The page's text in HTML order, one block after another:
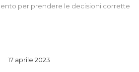
per prendere le decisioni corrette
17 aprile 2023